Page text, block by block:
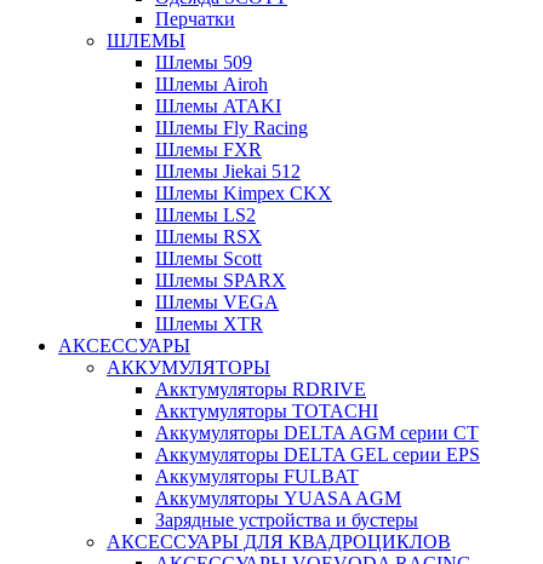
Перчатки
ШЛЕМЫ
Шлемы 509
Шлемы Airoh
Шлемы ATAKI
Шлемы Fly Racing
Шлемы FXR
Шлемы Jiekai 512
Шлемы Kimpex CKX
Шлемы LS2
Шлемы RSX
Шлемы Scott
Шлемы SPARX
Шлемы VEGA
Шлемы XTR
АКСЕССУАРЫ
АККУМУЛЯТОРЫ
Акктумуляторы RDRIVE
Акктумуляторы TOTACHI
Аккумуляторы DELTA AGM серии CT
Аккумуляторы DELTA GEL серии EPS
Аккумуляторы FULBAT
Аккумуляторы YUASA AGM
Зарядные устройства и бустеры
АКСЕССУАРЫ ДЛЯ КВАДРОЦИКЛОВ